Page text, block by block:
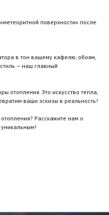
поверхности» после
в тон вашему кафелю, обоям,
— наш главный
отопления. Это искусство тепла,
ваши эскизы в реальность!
Расскажите нам о